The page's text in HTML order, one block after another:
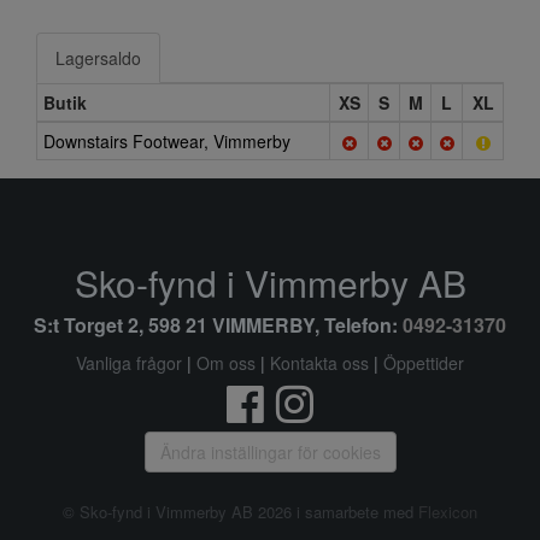
Lagersaldo
Butik
XS S M L
XL
Downstairs Footwear, Vimmerby
Sko-fynd i Vimmerby AB
S:t Torget 2, 598 21 VIMMERBY, Telefon: 0492-31370
Vanliga frågor | Om oss | Kontakta oss | Öppettider
Ändra inställingar för cookies
© Sko-fynd i Vimmerby AB 2026 i samarbete med Flexicon